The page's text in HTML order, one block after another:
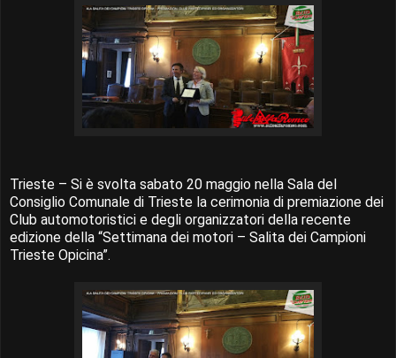
Trieste – Si è svolta sabato 20 maggio nella Sala del
Consiglio Comunale di Trieste la cerimonia di premiazione dei
Club automotoristici e degli organizzatori della recente
edizione della “Settimana dei motori – Salita dei Campioni
Trieste Opicina”.